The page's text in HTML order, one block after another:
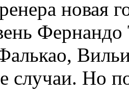
новая
Фернандо
случаи. Но